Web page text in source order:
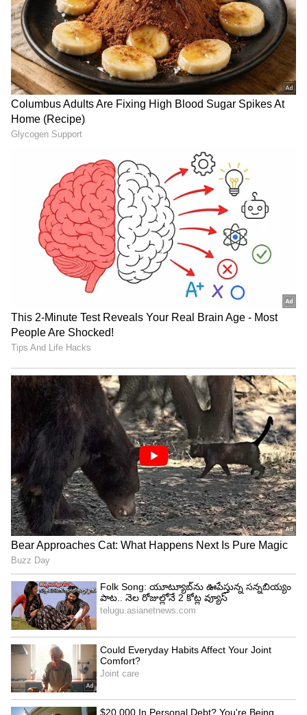
నందన..?
Super Star Krishna: కృష్ణతో రొమాంటిక్ సీన్, వెళ్లి
దున్నేసేయ్ అని ఆయన భార్యే అన్నారు.. హీరోయిన్
కామెంట్స్
3
5
Image Credit : Instagram
పెద్ది రిలీజ్ తర్వాత జాన్వీ సైలెంట్
ఫ్యామిలీ ఆడియన్స్ ని ఇబ్బంది పెట్టేలా ఆమె సన్నివేశాలు
ఉన్నాయి అంటూ ట్రోలింగ్ జరిగింది. దీనిపై బుచ్చిబాబు
క్షమాపణ చెప్పి జాన్వీ సన్నివేశాల్లో మార్పులు కూడా చేశారు.
మరోవైపు అనంత్ శ్రీరామ్ ఐటెం సాంగ్ కోసం రాసిన లిరిక్స్
పై కూడా విమర్శలు వచ్చాయి. ఇదిలా ఉండగా పెద్ది రిలీజ్
అయ్యాక జాన్వీ కపూర్ ఎక్కడా కనిపించలేదు. సోషల్
నుంచి ఎలాంటి పోస్ట్ రాలేదు.
4
5